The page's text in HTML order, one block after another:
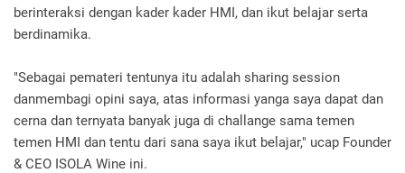
berinteraksi dengan kader kader HMI, dan ikut belajar serta
berdinamika.
"Sebagai pemateri tentunya itu adalah sharing session
danmembagi opini saya, atas informasi yanga saya dapat dan
cerna dan ternyata banyak juga di challange sama temen
temen HMI dan tentu dari sana saya ikut belajar," ucap Founder
& CEO ISOLA Wine ini.